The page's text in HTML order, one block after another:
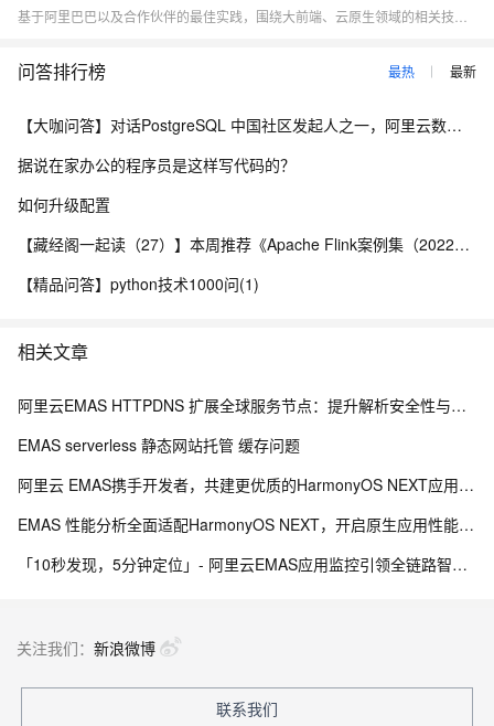
问答排行榜 最热 最新
【大咖问答】对话PostgreSQL 中国社区发起人之一，阿里云数据库高级专家 德哥
据说在家办公的程序员是这样写代码的？
如何升级配置
【藏经阁一起读（27）】本周推荐《Apache Flink案例集（2022版）》，你有哪些心得？
【精品问答】python技术1000问(1)
相关文章
阿里云EMAS HTTPDNS 扩展全球服务节点：提升解析安全性与网络覆盖
EMAS serverless 静态网站托管 缓存问题
阿里云 EMAS携手开发者，共建更优质的HarmonyOS NEXT应用生态
EMAS 性能分析全面适配HarmonyOS NEXT，开启原生应用性能优化新纪元
「10秒发现，5分钟定位」- 阿里云EMAS应用监控引领全链路智能监控新时代
关注我们： 新浪微博
联系我们